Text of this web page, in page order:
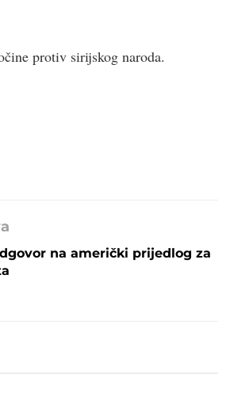
protiv sirijskog naroda.
na američki prijedlog za